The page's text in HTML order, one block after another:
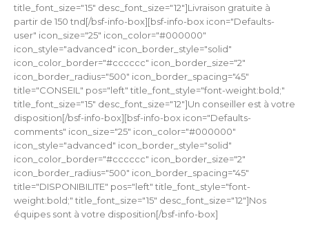
title_font_size="15" desc_font_size="12"]Livraison gratuite à
partir de 150 tnd[/bsf-info-box][bsf-info-box icon="Defaults-
user" icon_size="25" icon_color="#000000"
icon_style="advanced" icon_border_style="solid"
icon_color_border="#cccccc" icon_border_size="2"
icon_border_radius="500" icon_border_spacing="45"
title="CONSEIL" pos="left" title_font_style="font-weight:bold;"
title_font_size="15" desc_font_size="12"]Un conseiller est à votre
disposition[/bsf-info-box][bsf-info-box icon="Defaults-
comments" icon_size="25" icon_color="#000000"
icon_style="advanced" icon_border_style="solid"
icon_color_border="#cccccc" icon_border_size="2"
icon_border_radius="500" icon_border_spacing="45"
title="DISPONIBILITE" pos="left" title_font_style="font-
weight:bold;" title_font_size="15" desc_font_size="12"]Nos
équipes sont à votre disposition[/bsf-info-box]